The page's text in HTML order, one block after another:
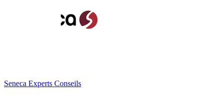
Seneca Experts Conseils